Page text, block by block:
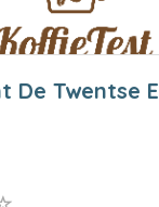
De Twentse